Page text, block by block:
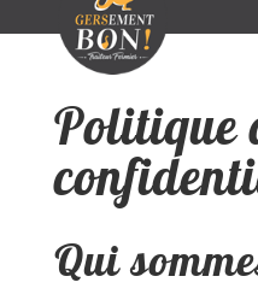
Politique
Qui